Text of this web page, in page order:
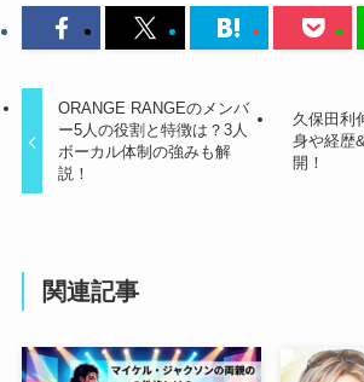
ORANGE RANGEのメンバ
ー5人の役割と特徴は？3人
ボーカル体制の強みも解
説！
久保田利
身や経歴
開！
関連記事